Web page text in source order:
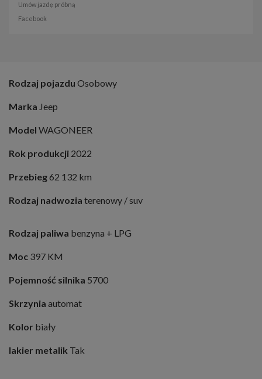
Umów jazdę próbną
Facebook
Rodzaj pojazdu Osobowy
Marka Jeep
Model WAGONEER
Rok produkcji 2022
Przebieg62 132 km
Rodzaj nadwozia terenowy / suv
Rodzaj paliwa benzyna + LPG
Moc 397 KM
Pojemność silnika 5700
Skrzynia automat
Kolor biały
lakier metalik Tak